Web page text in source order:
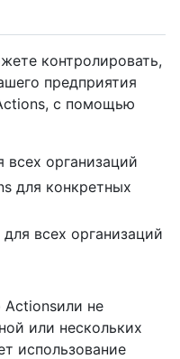
контролировать,
предприятия
с помощью
всех организаций
для конкретных
всех организаций
не
или нескольких
использование